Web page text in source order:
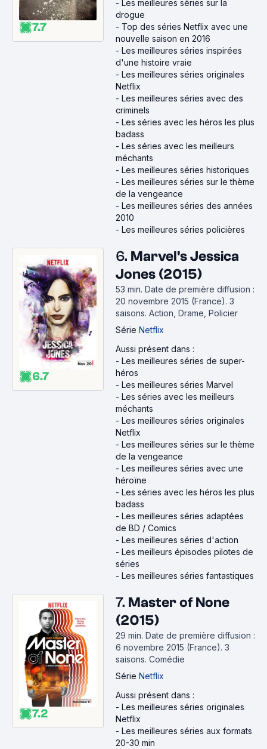
7.7
- Les meilleures séries sur la
drogue
- Top des séries Netflix avec une
nouvelle saison en 2016
- Les meilleures séries inspirées
d'une histoire vraie
- Les meilleures séries originales
Netflix
- Les meilleures séries avec des
criminels
- Les séries avec les héros les plus
badass
- Les séries avec les meilleurs
méchants
- Les meilleures séries historiques
- Les meilleures séries sur le thème
de la vengeance
- Les meilleures séries des années
2010
- Les meilleures séries policières
6.7
6. Marvel's Jessica
Jones (2015)
53 min. Date de première diffusion :
20 novembre 2015 (France). 3
saisons. Action, Drame, Policier
Série Netflix
Aussi présent dans :
- Les meilleures séries de super-
héros
- Les meilleures séries Marvel
- Les séries avec les meilleurs
méchants
- Les meilleures séries originales
Netflix
- Les meilleures séries sur le thème
de la vengeance
- Les meilleures séries avec une
héroïne
- Les séries avec les héros les plus
badass
- Les meilleures séries adaptées
de BD / Comics
- Les meilleures séries d'action
- Les meilleurs épisodes pilotes de
séries
- Les meilleures séries fantastiques
7.2
7. Master of None
(2015)
29 min. Date de première diffusion :
6 novembre 2015 (France). 3
saisons. Comédie
Série Netflix
Aussi présent dans :
- Les meilleures séries originales
Netflix
- Les meilleures séries aux formats
20-30 min